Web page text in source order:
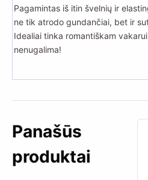
Pagamintas iš itin švelnių ir
ne tik atrodo gundančiai, bet ir
Idealiai tinka romantiškam
nenugalima!
Panašūs
produktai